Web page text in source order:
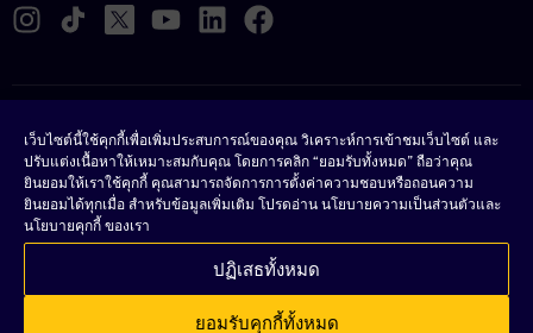
เว็บไซต์นี้ใช้คุกกี้เพื่อเพิ่มประสบการณ์ของคุณ วิเคราะห์การเข้าชมเว็บไซต์ และ
ปรับแต่งเนื้อหาให้เหมาะสมกับคุณ โดยการคลิก “ยอมรับทั้งหมด” ถือว่าคุณ
ยินยอมให้เราใช้คุกกี้ คุณสามารถจัดการการตั้งค่าความชอบหรือถอนความ
ยินยอมได้ทุกเมื่อ สำหรับข้อมูลเพิ่มเติม โปรดอ่าน นโยบายความเป็นส่วนตัวและ
นโยบายคุกกี้ ของเรา
ยอมรับคุกกี้ทั้งหมด
ปฏิเสธทั้งหมด
กฎหมาย
เงื่อนไขและข้อตกลง